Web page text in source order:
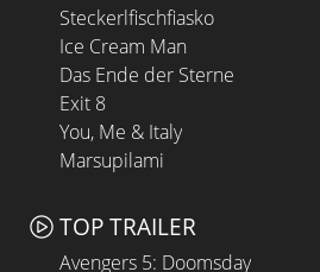
Steckerlfischfiasko
Ice Cream Man
Das Ende der Sterne
Exit 8
You, Me & Italy
Marsupilami
TOP TRAILER
Avengers 5: Doomsday